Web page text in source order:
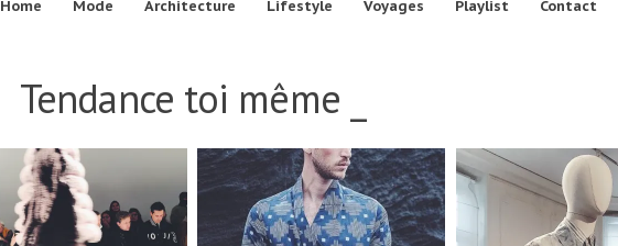
Home Mode Architecture Lifestyle Voyages Playlist Contact
Tendance toi même _